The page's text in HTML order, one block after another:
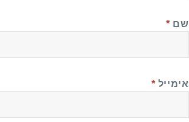
שם *
אימייל *